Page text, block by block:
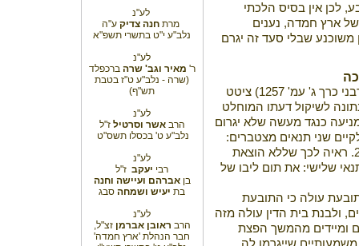
לכן אין בסיס הלכתי
ארץ חמדה, נענים
משוכנע שבלי סעד זה יגרם
פרופ' שוחטמן (סדרי הדין בבית הדין הרבני כרך ג' עמ' 1257) ציטט
לשיקול דעתו המוחלט
מניעה כנגד מעשה שלא יגרום
שני תנאים מצטברים:
1. אינדיקציות לכך שיש ממש בתביעה. 2. ראיה לכך שללא הוצאת
שלישי: את תום ליבו של
בין הנתבע 1 לבין התובעת עולה כי התובעת
ולבנת בית הדין עולה מזה
ומיידים מהמשך הפצת
לע"נ
מרת חנה צדיק ע"ה
נלב"ע י"ט בתשרי תשפ"א
לע"נ
ר' מאיר וגב' שרה ברכפלד
(שרה - נלב"ע ט"ז בטבת
תש"ף)
לע"נ
הרבאשר וסרטיל ז"ל
נלב"ע ט' בכסלו תשס"ט
לע"נ
רבי יעקב ז"ל
בןאברהם ועיישה וחנה
בת יעיש ושמחה סבג
לע"נ
הרב ראובן אברמן זצ"ל,
חבר הנהלת 'ארץ חמדה'